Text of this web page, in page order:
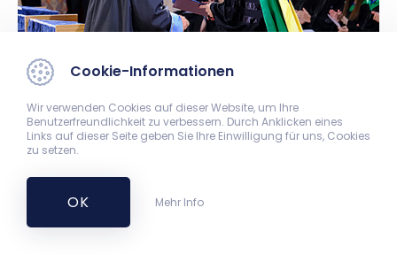
Cookie-Informationen
Wir verwenden Cookies auf dieser Website, um Ihre
Benutzerfreundlichkeit zu verbessern. Durch Anklicken eines
Links auf dieser Seite geben Sie Ihre Einwilligung für uns, Cookies
zu setzen.
OK Mehr Info